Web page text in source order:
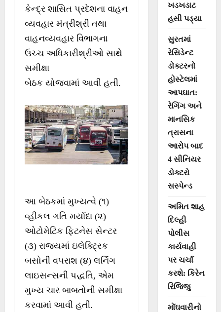
કેન્દ્ર શાસિત પ્રદેશના વાહન
વ્યવહાર મંત્રીશ્રી તથા
વાહનવ્યવહાર વિભાગના
ઉચ્ચ અધિકારીશ્રીઓ સાથે
સમીક્ષા
બેઠક યોજવામાં આવી હતી.
આ બેઠકમાં મુખ્યત્વે (૧)
વ્હીકલ ગતિ મર્યાદા (૨)
ઓટોમેટિક ફિટનેસ સેન્ટર
(૩) રાજ્યમાં ઇલેક્ટ્રિક
બસોની વપરાશ (૪) લર્નિંગ
લાઇસન્સની પદ્ધતિ, એમ
મુખ્ય ચાર બાબતોની સમીક્ષા
કરવામાં આવી હતી.
ખડખડાટ
હસી પડ્યા
સુરતમાં
રેસિડેન્ટ
ડોક્ટરનો
હોસ્ટેલમાં
આપઘાત:
રેગિંગ અને
માનસિક
ત્રાસના
આરોપ બાદ
4 સીનિયર
ડોક્ટરો
સસ્પેન્ડ
અમિત શાહ
દિલ્હી
પોલીસ
કાર્યવાહી
પર ચર્ચા
કરશે: કિરેન
રિજિજુ
મોંઘવારીનો